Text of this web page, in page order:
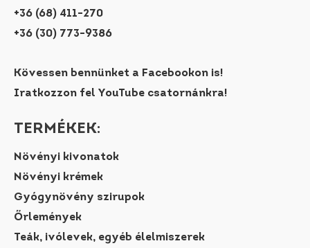
+36 (68) 411-270
+36 (30) 773-9386
Kövessen bennünket a Facebookon is!
Iratkozzon fel YouTube csatornánkra!
TERMÉKEK:
Növényi kivonatok
Növényi krémek
Gyógynövény szirupok
Őrlemények
Teák, ivólevek, egyéb élelmiszerek